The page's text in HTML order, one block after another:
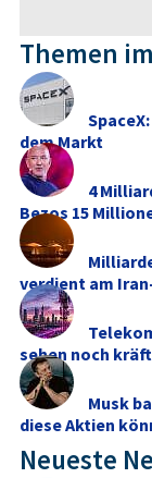
Themen
dem Markt
4
Bezos 15
verdient am
sehen noch
Musk
diese Aktien
Neueste